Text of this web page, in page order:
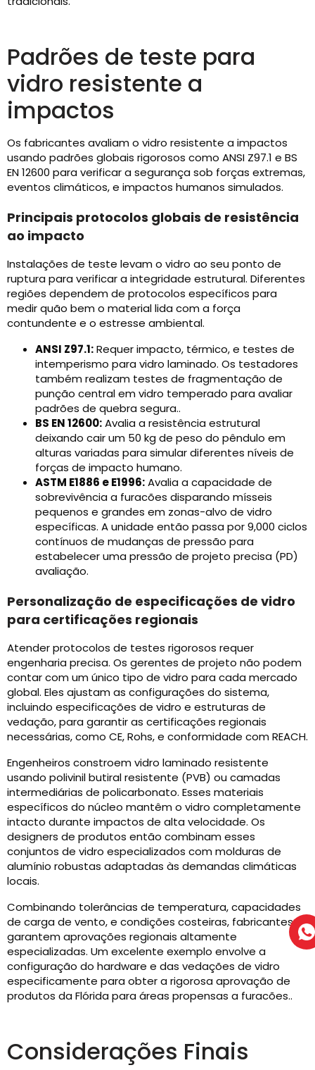
Padrões de teste para
vidro resistente a
impactos
Os fabricantes avaliam o vidro resistente a impactos
usando padrões globais rigorosos como ANSI Z97.1 e BS
EN 12600 para verificar a segurança sob forças extremas,
eventos climáticos, e impactos humanos simulados.
Principais protocolos globais de resistência
ao impacto
Instalações de teste levam o vidro ao seu ponto de
ruptura para verificar a integridade estrutural. Diferentes
regiões dependem de protocolos específicos para
medir quão bem o material lida com a força
contundente e o estresse ambiental.
ANSI Z97.1:Requer impacto, térmico, e testes de
intemperismo para vidro laminado. Os testadores
também realizam testes de fragmentação de
punção central em vidro temperado para avaliar
padrões de quebra segura..
BS EN 12600:Avalia a resistência estrutural
deixando cair um 50 kg de peso do pêndulo em
alturas variadas para simular diferentes níveis de
forças de impacto humano.
ASTM E1886 e E1996:Avalia a capacidade de
sobrevivência a furacões disparando mísseis
pequenos e grandes em zonas-alvo de vidro
específicas. A unidade então passa por 9,000 ciclos
contínuos de mudanças de pressão para
estabelecer uma pressão de projeto precisa (PD)
avaliação.
Personalização de especificações de vidro
para certificações regionais
Atender protocolos de testes rigorosos requer
engenharia precisa. Os gerentes de projeto não podem
contar com um único tipo de vidro para cada mercado
global. Eles ajustam as configurações do sistema,
incluindo especificações de vidro e estruturas de
vedação, para garantir as certificações regionais
necessárias, como CE, Rohs, e conformidade com REACH.
Engenheiros constroem vidro laminado resistente
usando polivinil butiral resistente (PVB) ou camadas
intermediárias de policarbonato. Esses materiais
específicos do núcleo mantêm o vidro completamente
intacto durante impactos de alta velocidade. Os
designers de produtos então combinam esses
conjuntos de vidro especializados com molduras de
alumínio robustas adaptadas às demandas climáticas
locais.
Combinando tolerâncias de temperatura, capacidades
de carga de vento, e condições costeiras, fabricantes
garantem aprovações regionais altamente
especializadas. Um excelente exemplo envolve a
configuração do hardware e das vedações de vidro
especificamente para obter a rigorosa aprovação de
produtos da Flórida para áreas propensas a furacões..
Considerações Finais